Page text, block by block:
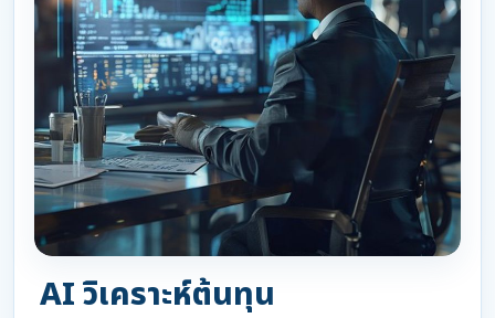
AI วิเคราะห์ต้นทุน